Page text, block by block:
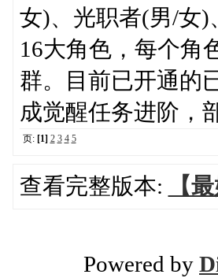
女)、光职者(男/女)
16大角色，每个角
群。目前已开通的
成觉醒任务进阶，
页: [1] 2 3 4 5
查看完整版本: 【
Powered by